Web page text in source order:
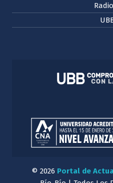
© 2026 Portal de